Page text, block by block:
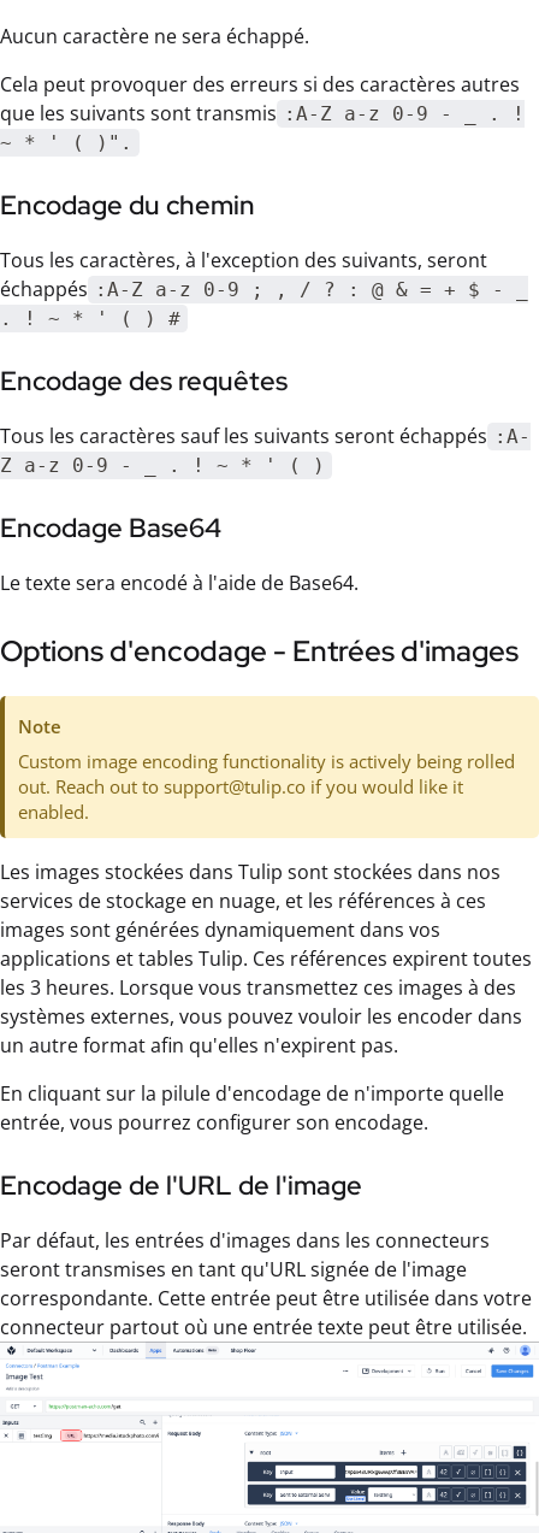
Aucun caractère ne sera échappé.
Cela peut provoquer des erreurs si des caractères autres
que les suivants sont transmis :A-Z a-z 0-9 - _ . !
~ * ' ( )".
Encodage du chemin
Tous les caractères, à l'exception des suivants, seront
échappés :A-Z a-z 0-9 ; , / ? : @ & = + $ - _
. ! ~ * ' ( ) #
Encodage des requêtes
Tous les caractères sauf les suivants seront échappés :A-
Z a-z 0-9 - _ . ! ~ * ' ( )
Encodage Base64
Le texte sera encodé à l'aide de Base64.
Options d'encodage - Entrées d'images
Note
Custom image encoding functionality is actively being rolled
out. Reach out to support@tulip.co if you would like it
enabled.
Les images stockées dans Tulip sont stockées dans nos
services de stockage en nuage, et les références à ces
images sont générées dynamiquement dans vos
applications et tables Tulip. Ces références expirent toutes
les 3 heures. Lorsque vous transmettez ces images à des
systèmes externes, vous pouvez vouloir les encoder dans
un autre format afin qu'elles n'expirent pas.
En cliquant sur la pilule d'encodage de n'importe quelle
entrée, vous pourrez configurer son encodage.
Encodage de l'URL de l'image
Par défaut, les entrées d'images dans les connecteurs
seront transmises en tant qu'URL signée de l'image
correspondante. Cette entrée peut être utilisée dans votre
connecteur partout où une entrée texte peut être utilisée.